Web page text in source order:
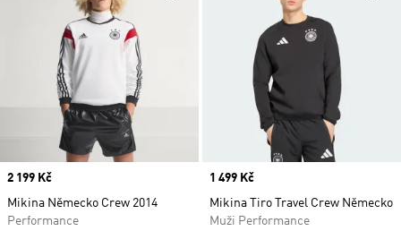
Price
2 199 Kč
Mikina Německo Crew 2014
Performance
Price
1 499 Kč
Mikina Tiro Travel Crew Německo
Muži Performance